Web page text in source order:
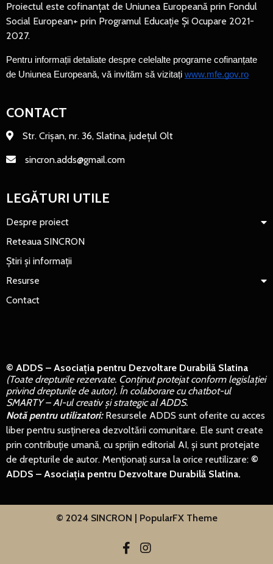
Proiectul este cofinanțat de Uniunea Europeană prin Fondul
Social European+ prin Programul Educație Și Ocupare 2021-
2027.
Pentru informații detaliate despre celelalte programe cofinanțate
de Uniunea Europeană, vă invităm să vizitați www.mfe.gov.ro
CONTACT
Str. Crișan, nr. 36, Slatina, județul Olt
sincron.adds@gmail.com
LEGĂTURI UTILE
Despre proiect
Reteaua SINCRON
Știri și informații
Resurse
Contact
© ADDS – Asociația pentru Dezvoltare Durabilă Slatina
(Toate drepturile rezervate. Conținut protejat conform legislației
privind drepturile de autor). În colaborare cu chatbot-ul
SMARTY – AI-ul creativ și strategic al ADDS.
Notă pentru utilizatori: Resursele ADDS sunt oferite cu acces
liber pentru susținerea dezvoltării comunitare. Ele sunt create
prin contribuție umană, cu sprijin editorial AI, și sunt protejate
de drepturile de autor. Menționați sursa la orice reutilizare: ©
ADDS – Asociația pentru Dezvoltare Durabilă Slatina.
© 2024 SINCRON | PopularFX Theme